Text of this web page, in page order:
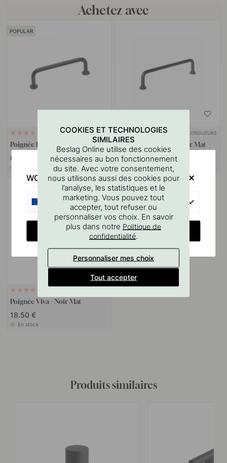
Achetez avec
POPULAR
+ LONGUEURS
Poignée 1353 - Noir Mat
6.20 €
9 + LONGUEURS
Poignée 1353 Care - Noir Mat
9 €
En stock
Poignée Viva - Noir Mat
18.50 €
En stock
Produits similaires
COOKIES ET TECHNOLOGIES
SIMILAIRES
Beslag Online utilise des cookies
nécessaires au bon fonctionnement
du site. Avec votre consentement,
nous utilisons aussi des cookies pour
l’analyse, les statistiques et le
marketing. Vous pouvez tout
accepter, tout refuser ou
personnaliser vos choix. En savoir
plus dans notre Politique de
confidentialité.
Personnaliser mes choix
Tout accepter
WOULD YOU RATHER VISIT?
CHANGE COUNTRY